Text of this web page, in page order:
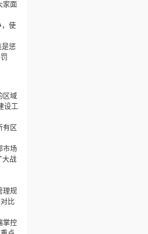
家面
，使
是惩
区域
设工
有区
市场
大战
理规
比
掌控